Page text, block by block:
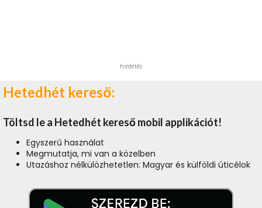
hirdetés
Hetedhét kereső:
Töltsd le a Hetedhét kereső mobil applikációt!
Egyszerű használat
Megmutatja, mi van a közelben
Utazáshoz nélkülözhetetlen: Magyar és külföldi úticélok